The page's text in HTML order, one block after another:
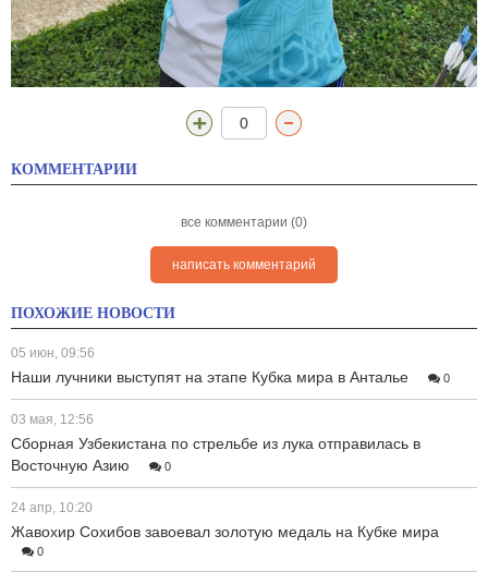
0
КОММЕНТАРИИ
все комментарии (0)
написать комментарий
ПОХОЖИЕ НОВОСТИ
05 июн, 09:56
Наши лучники выступят на этапе Кубка мира в Анталье 0
03 мая, 12:56
Сборная Узбекистана по стрельбе из лука отправилась в
Восточную Азию
0
24 апр, 10:20
Жавохир Сохибов завоевал золотую медаль на Кубке мира
0